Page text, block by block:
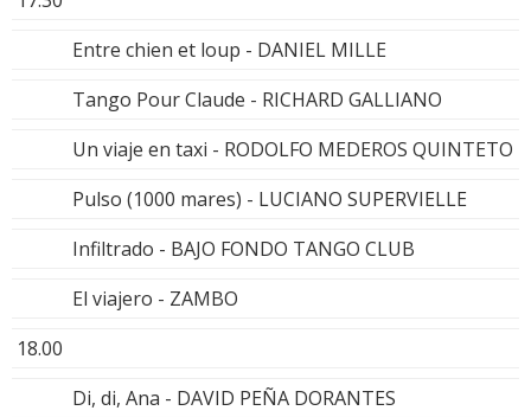
Entre chien et loup - DANIEL MILLE
Tango Pour Claude - RICHARD GALLIANO
Un viaje en taxi - RODOLFO MEDEROS QUINTETO
Pulso (1000 mares) - LUCIANO SUPERVIELLE
Infiltrado - BAJO FONDO TANGO CLUB
El viajero - ZAMBO
18.00
Di, di, Ana - DAVID PEÑA DORANTES